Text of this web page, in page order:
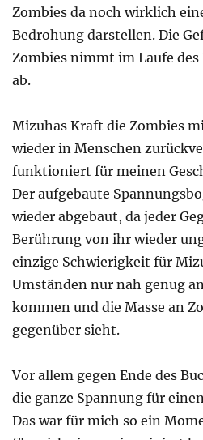
Zombies da noch wirklich
Bedrohung darstellen. Die
Zombies nimmt im Laufe des
ab.
Mizuhas Kraft die Zombies
wieder in Menschen
funktioniert für meinen
Der aufgebaute
wieder abgebaut, da jeder
Berührung von ihr wieder
einzige Schwierigkeit für
Umständen nur nah genug
kommen und die Masse an
gegenüber sieht.
Vor allem gegen Ende des
die ganze Spannung für
Das war für mich so ein